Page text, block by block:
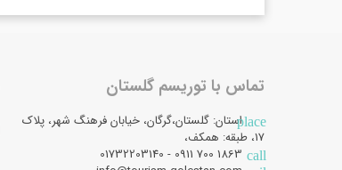
تماس با توریسم گلستان
placeاستان: گلستان،گرگان، خیابان فرهنگ شهر، پلاک
17، طبقه: همکف،
call